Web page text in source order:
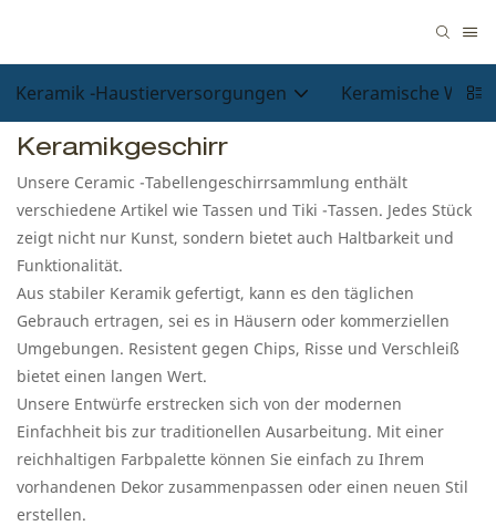
Keramik -Haustierversorgungen Keramische
Keramikgeschirr
Unsere Ceramic -Tabellengeschirrsammlung enthält
verschiedene Artikel wie Tassen und Tiki -Tassen. Jedes Stück
zeigt nicht nur Kunst, sondern bietet auch Haltbarkeit und
Funktionalität.
Aus stabiler Keramik gefertigt, kann es den täglichen
Gebrauch ertragen, sei es in Häusern oder kommerziellen
Umgebungen. Resistent gegen Chips, Risse und Verschleiß
bietet einen langen Wert.
Unsere Entwürfe erstrecken sich von der modernen
Einfachheit bis zur traditionellen Ausarbeitung. Mit einer
reichhaltigen Farbpalette können Sie einfach zu Ihrem
vorhandenen Dekor zusammenpassen oder einen neuen Stil
erstellen.